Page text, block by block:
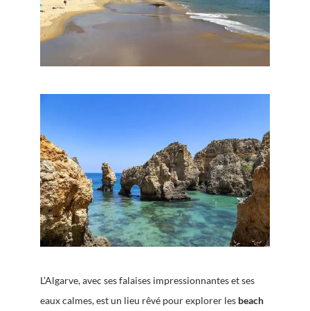
L’Algarve, avec ses falaises impressionnantes et ses
eaux calmes, est un lieu rêvé pour explorer les beach